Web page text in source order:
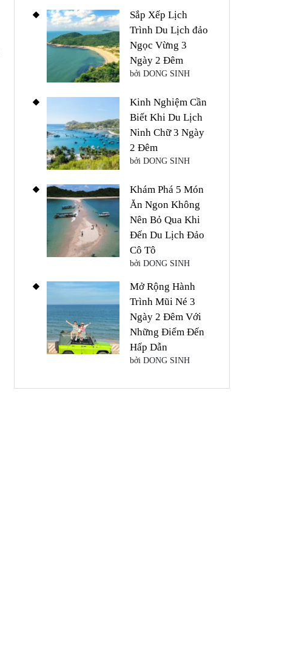
Sắp Xếp Lịch
Trình Du Lịch đảo
Ngọc Vừng 3
Ngày 2 Đêm
bởi DONG SINH
Kinh Nghiệm Cần
Biết Khi Du Lịch
Ninh Chữ 3 Ngày
2 Đêm
bởi DONG SINH
Khám Phá 5 Món
Ăn Ngon Không
Nên Bỏ Qua Khi
Đến Du Lịch Đảo
Cô Tô
bởi DONG SINH
Mở Rộng Hành
Trình Mũi Né 3
Ngày 2 Đêm Với
Những Điểm Đến
Hấp Dẫn
bởi DONG SINH